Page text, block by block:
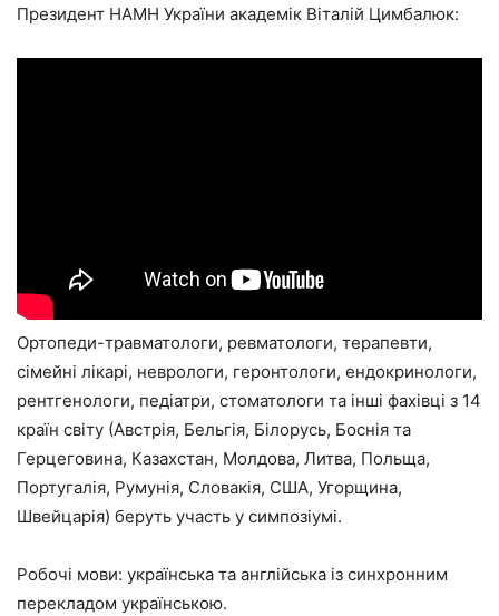
Президент НАМН України академік Віталій Цимбалюк:
Ортопеди-травматологи, ревматологи, терапевти,
сімейні лікарі, неврологи, геронтологи, ендокринологи,
рентгенологи, педіатри, стоматологи та інші фахівці з 14
країн світу (Австрія, Бельгія, Білорусь, Боснія та
Герцеговина, Казахстан, Молдова, Литва, Польща,
Португалія, Румунія, Словакія, США, Угорщина,
Швейцарія) беруть участь у симпозіумі.
Робочі мови: українська та англійська із синхронним
перекладом українською.